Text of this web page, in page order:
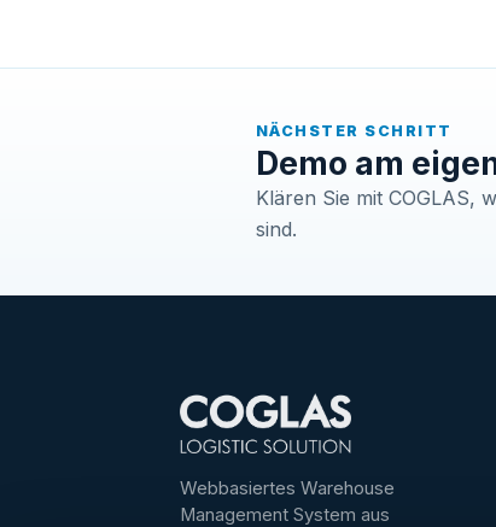
NÄCHSTER SCHRITT
Demo am
Klären Sie mit COGLAS,
sind.
Webbasiertes Warehouse
Management System aus